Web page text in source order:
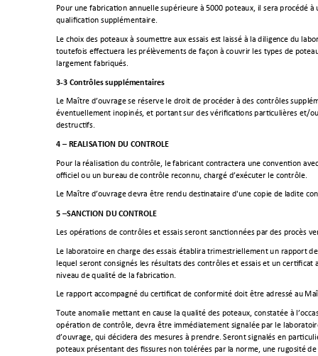
Pour une fabrication annuelle supérieure à 5000 poteaux, il sera procédé à
qualification supplémentaire.
Le choix des poteaux à soumettre aux essais est laissé à la diligence du
toutefois effectuera les prélèvements de façon à couvrir les types de potea
largement fabriqués.
3-3 Contrôles supplémentaires
Le Maître d’ouvrage se réserve le droit de procéder à des contrôles
éventuellement inopinés, et portant sur des vérifications particulières et/
destructifs.
4 – REALISATION DU CONTROLE
Pour la réalisation du contrôle, le fabricant contractera une convention
officiel ou un bureau de contrôle reconnu, chargé d’exécuter le contrôle.
Le Maître d’ouvrage devra être rendu destinataire d'une copie de ladite
5 –SANCTION DU CONTROLE
Les opérations de contrôles et essais seront sanctionnées par des procès
Le laboratoire en charge des essais établira trimestriellement un rapport
lequel seront consignés les résultats des contrôles et essais et un certificat
niveau de qualité de la fabrication.
Le rapport accompagné du certificat de conformité doit être adressé au
Toute anomalie mettant en cause la qualité des poteaux, constatée à
opération de contrôle, devra être immédiatement signalée par le laborato
d’ouvrage, qui décidera des mesures à prendre. Seront signalés en
poteaux présentant des fissures non tolérées par la norme, une rugosité